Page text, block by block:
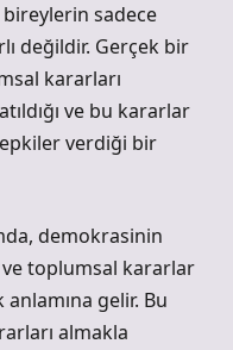
bireylerin sadece
değildir. Gerçek bir
kararları
ve bu kararlar
verdiği bir
demokrasinin
ve toplumsal kararlar
gelir. Bu
almakla